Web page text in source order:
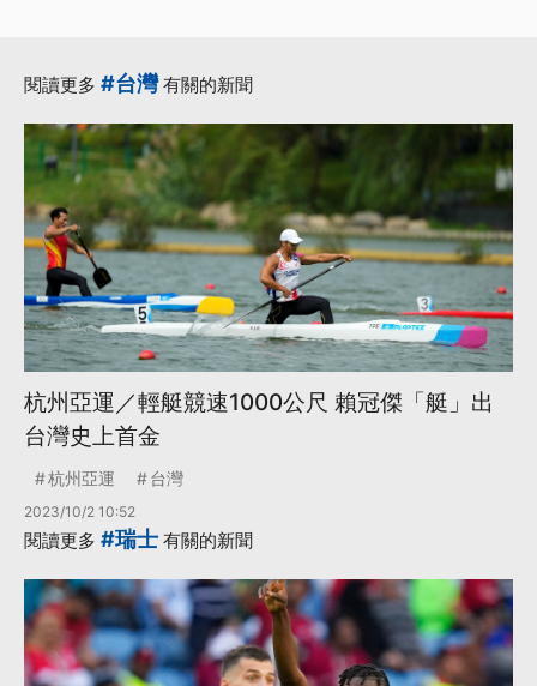
閱讀更多 #台灣有關的新聞
杭州亞運／輕艇競速1000公尺 賴冠傑「艇」出
台灣史上首金
杭州亞運 台灣
2023/10/2 10:52
閱讀更多 #瑞士 有關的新聞